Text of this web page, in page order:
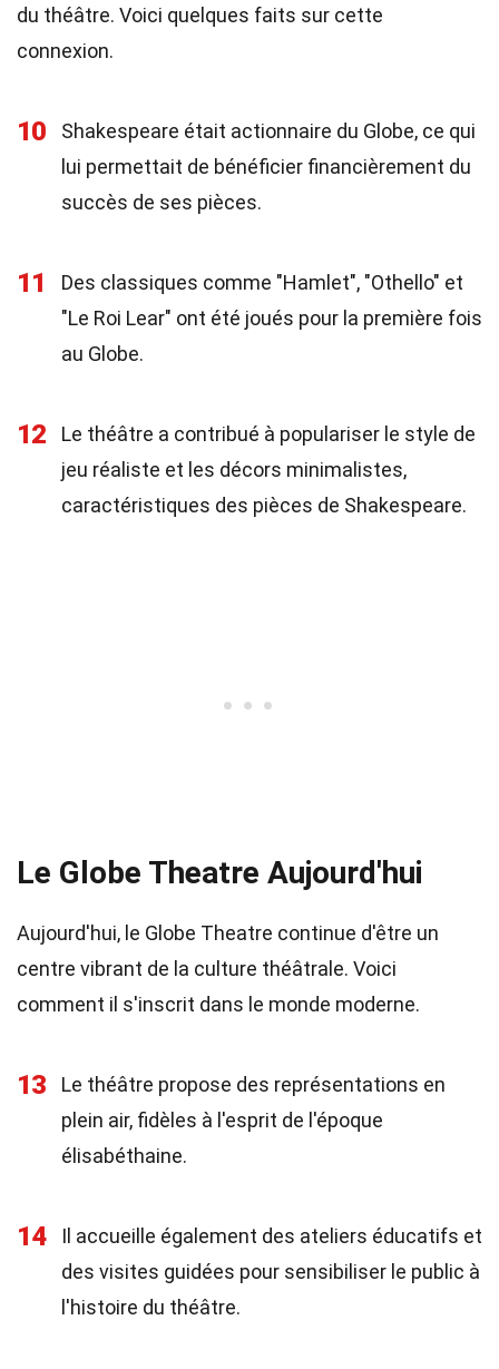
du théâtre. Voici quelques faits sur cette
connexion.
10
Shakespeare était actionnaire du Globe, ce qui
lui permettait de bénéficier financièrement du
succès de ses pièces.
11
Des classiques comme "Hamlet", "Othello" et
"Le Roi Lear" ont été joués pour la première fois
au Globe.
12
Le théâtre a contribué à populariser le style de
jeu réaliste et les décors minimalistes,
caractéristiques des pièces de Shakespeare.
Le Globe Theatre Aujourd'hui
Aujourd'hui, le Globe Theatre continue d'être un
centre vibrant de la culture théâtrale. Voici
comment il s'inscrit dans le monde moderne.
13
Le théâtre propose des représentations en
plein air, fidèles à l'esprit de l'époque
élisabéthaine.
14
Il accueille également des ateliers éducatifs et
des visites guidées pour sensibiliser le public à
l'histoire du théâtre.